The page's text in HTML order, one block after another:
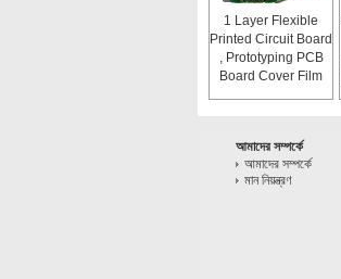
1 Layer Flexible
Printed Circuit Board
, Prototyping PCB
Board Cover Film
আমাদের সম্পর্কে
আমাদের সম্পর্কে
মান নিয়ন্ত্রণ